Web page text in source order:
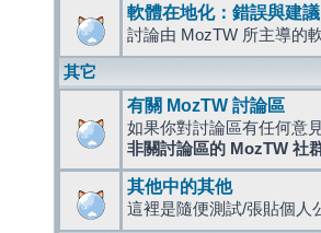
軟體在地化：錯誤與建
討論由 MozTW 所主導的
其它
有關 MozTW 討論區
如果你對討論區有任何意
非關討論區的 MozTW 社
其他中的其他
這裡是隨便測試/張貼個人